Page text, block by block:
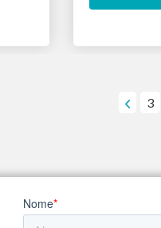
3